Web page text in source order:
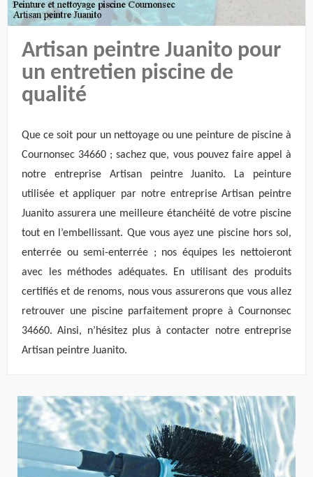
Artisan peintre Juanito pour
un entretien piscine de
qualité
Que ce soit pour un nettoyage ou une peinture de piscine à
Cournonsec 34660 ; sachez que, vous pouvez faire appel à
notre entreprise Artisan peintre Juanito. La peinture
utilisée et appliquer par notre entreprise Artisan peintre
Juanito assurera une meilleure étanchéité de votre piscine
tout en l’embellissant. Que vous ayez une piscine hors sol,
enterrée ou semi-enterrée ; nos équipes les nettoieront
avec les méthodes adéquates. En utilisant des produits
certifiés et de renoms, nous vous assurerons que vous allez
retrouver une piscine parfaitement propre à Cournonsec
34660. Ainsi, n’hésitez plus à contacter notre entreprise
Artisan peintre Juanito.